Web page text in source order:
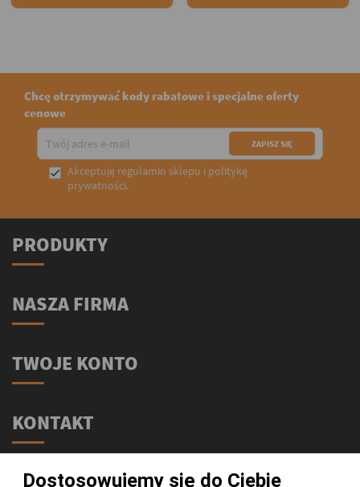
Chcę otrzymywać kody rabatowe i specjalne oferty
cenowe
 Akceptuję regulamin sklepu i politykę
prywatności.
Dostosowujemy się do Ciebie
PRODUKTY
NASZA FIRMA
TWOJE KONTO
KONTAKT